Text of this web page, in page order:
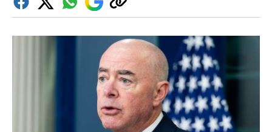
FacebookTwitterWhatsapp
Google
Discover
Copiar
enlace